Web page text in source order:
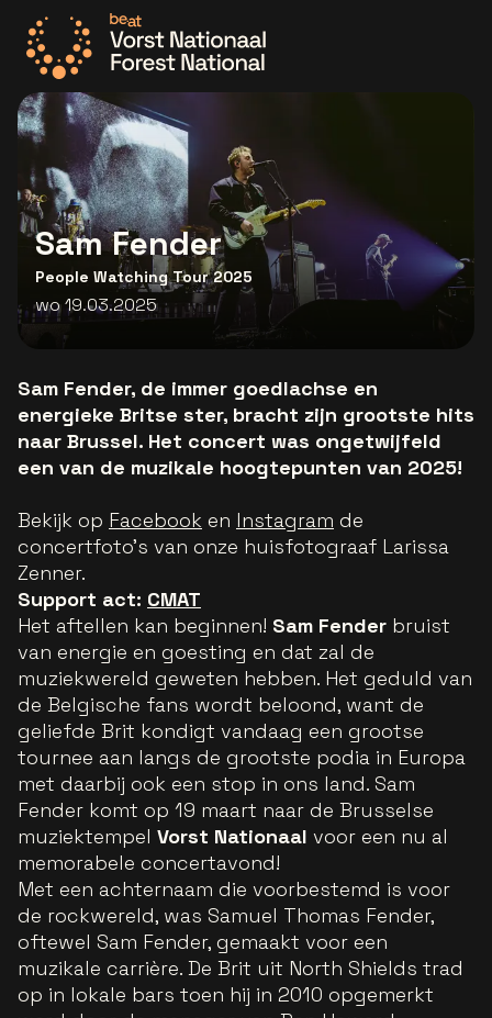
Ga naar de homepage
Sam Fender
People Watching Tour 2025
wo 19.03.2025
Sam Fender, de immer goedlachse en
energieke Britse ster, bracht zijn grootste hits
naar Brussel. Het concert was ongetwijfeld
een van de muzikale hoogtepunten van 2025!
Bekijk op Facebook en Instagram de
concertfoto's van onze huisfotograaf Larissa
Zenner.
Support act: CMAT
Het aftellen kan beginnen! Sam Fender bruist
van energie en goesting en dat zal de
muziekwereld geweten hebben. Het geduld van
de Belgische fans wordt beloond, want de
geliefde Brit kondigt vandaag een grootse
tournee aan langs de grootste podia in Europa
met daarbij ook een stop in ons land. Sam
Fender komt op 19 maart naar de Brusselse
muziektempel Vorst Nationaal voor een nu al
memorabele concertavond!
Met een achternaam die voorbestemd is voor
de rockwereld, was Samuel Thomas Fender,
oftewel Sam Fender, gemaakt voor een
muzikale carrière. De Brit uit North Shields trad
op in lokale bars toen hij in 2010 opgemerkt